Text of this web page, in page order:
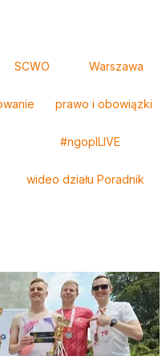
SCWO Warszawa
prawo i obowiązki
#ngoplLIVE
wideo działu Poradnik